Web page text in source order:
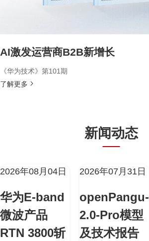
AI激发运营商B2B新增长
《华为技术》第101期
了解更多
新闻动态
2026年08月04日
华为E-band
微波产品
RTN 3800斩
2026年07月31日
openPangu-
2.0-Pro模型
及技术报告